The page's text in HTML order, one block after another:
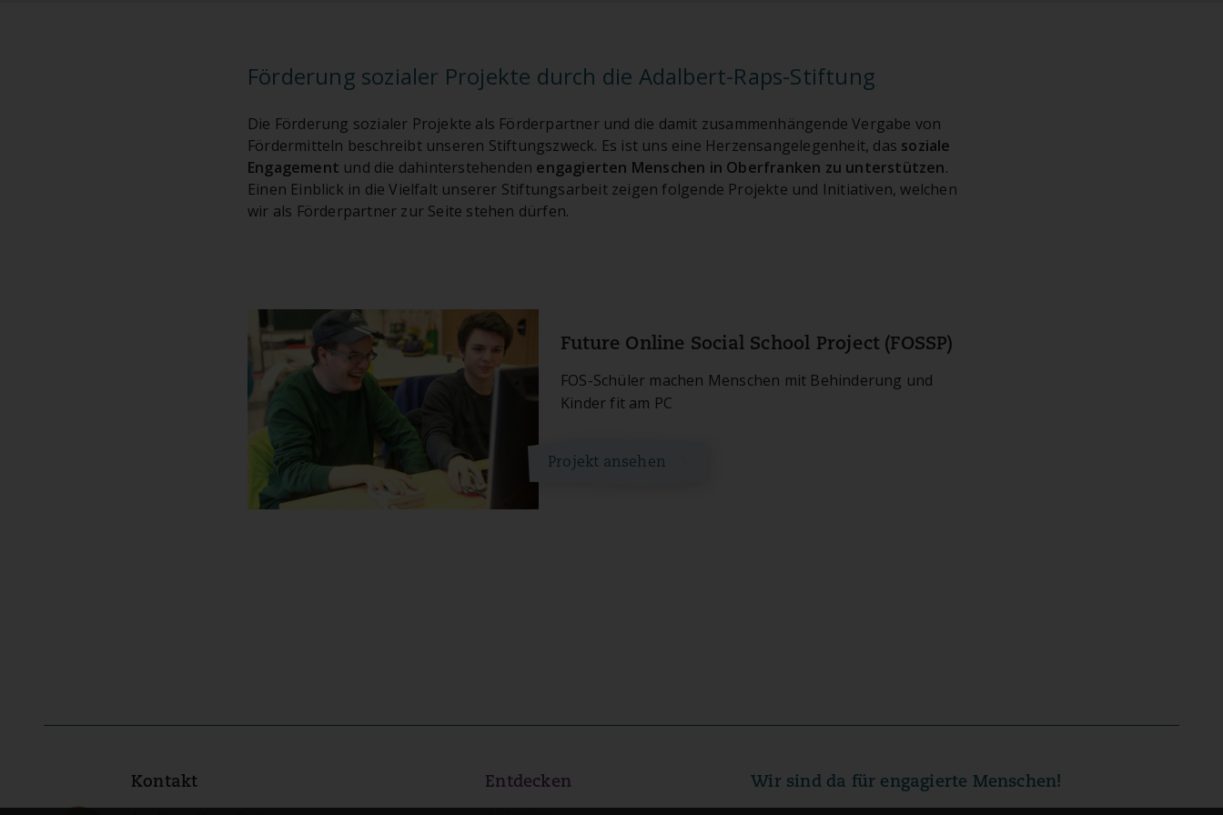
Förderung sozialer Projekte durch die Adalbert-Raps-Stiftung
Die Förderung sozialer Projekte als Förderpartner und die damit zusammenhängende Vergabe von
Fördermitteln beschreibt unseren Stiftungszweck. Es ist uns eine Herzensangelegenheit, das soziale
Engagement und die dahinterstehenden engagierten Menschen in Oberfranken zu unterstützen.
Einen Einblick in die Vielfalt unserer Stiftungsarbeit zeigen folgende Projekte und Initiativen, welchen
wir als Förderpartner zur Seite stehen dürfen.
Future Online Social School Project (FOSSP)
FOS-Schüler machen Menschen mit Behinderung und
Kinder fit am PC
Projekt ansehen
Kontakt Entdecken Wir sind da für engagierte Menschen!